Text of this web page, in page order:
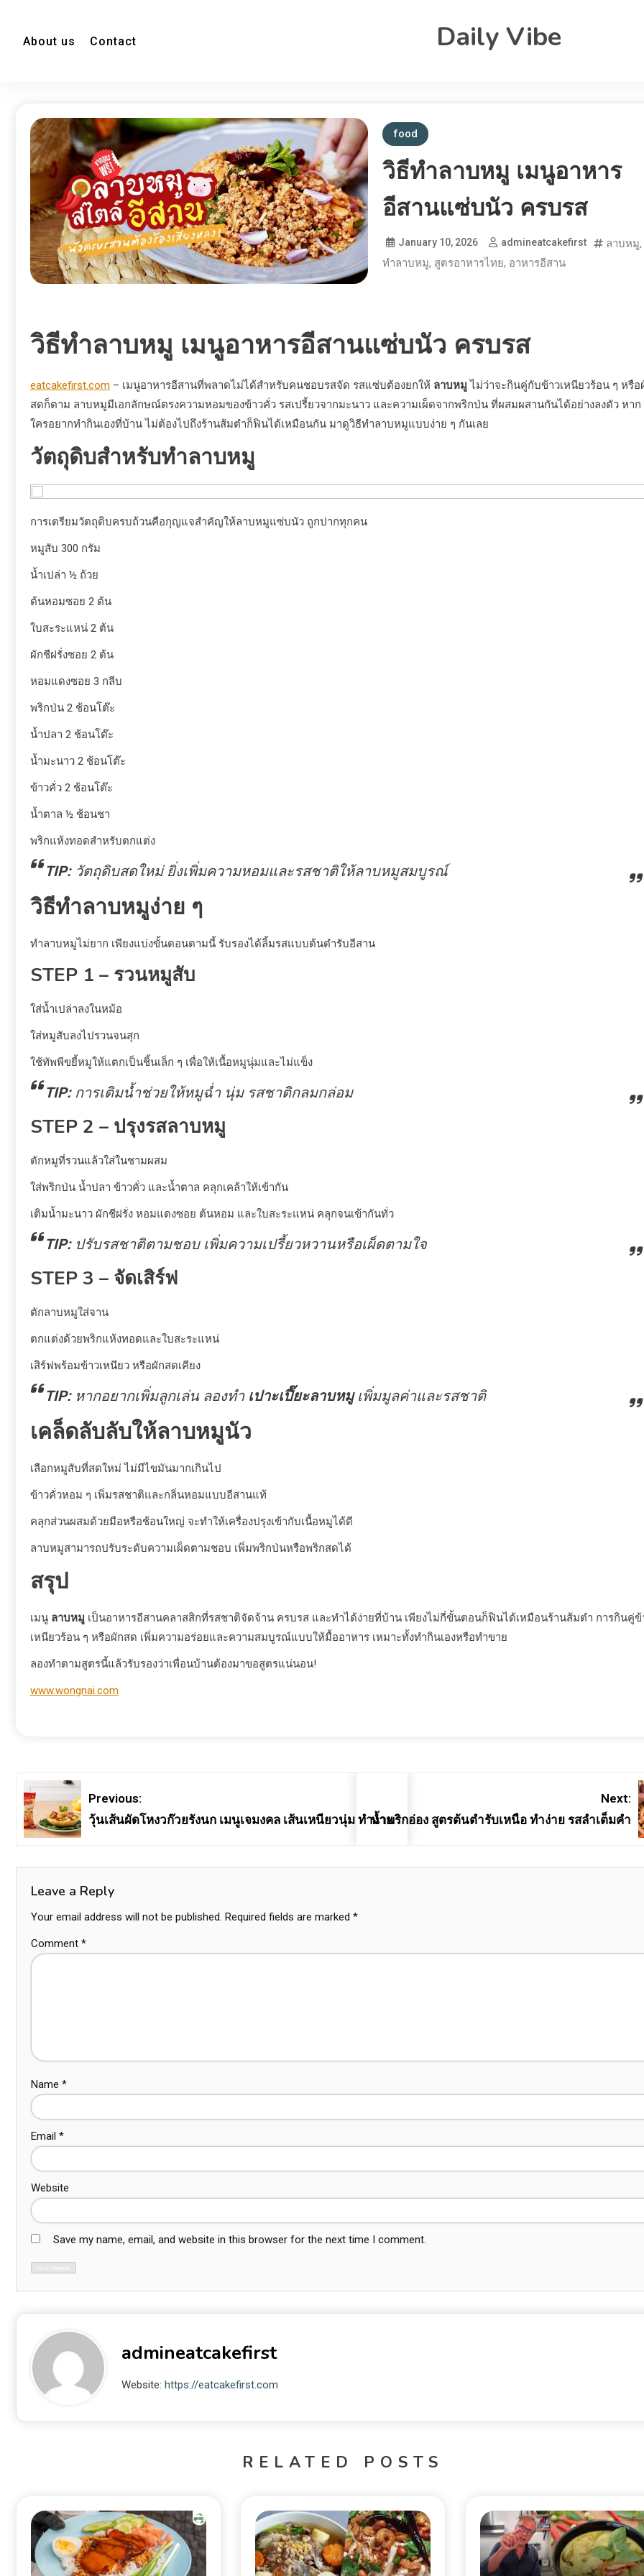
About us Contact Daily Vibe
food
วิธีทำลาบหมู เมนูอาหาร
อีสานแซ่บนัว ครบรส
January 10, 2026 admineatcakefirst ลาบหมู,
ทำลาบหมู, สูตรอาหารไทย, อาหารอีสาน
วิธีทำลาบหมู เมนูอาหารอีสานแซ่บนัว ครบรส
eatcakefirst.com – เมนูอาหารอีสานที่พลาดไม่ได้สำหรับคนชอบรสจัด รสแซ่บต้องยกให้ ลาบหมู ไม่ว่าจะกินคู่กับข้าวเหนียวร้อน ๆ หรือ
สดก็ตาม ลาบหมูมีเอกลักษณ์ตรงความหอมของข้าวคั่ว รสเปรี้ยวจากมะนาว และความเผ็ดจากพริกป่น ที่ผสมผสานกันได้อย่างลงตัว หาก
ใครอยากทำกินเองที่บ้าน ไม่ต้องไปถึงร้านส้มตำก็ฟินได้เหมือนกัน มาดูวิธีทำลาบหมูแบบง่าย ๆ กันเลย
วัตถุดิบสำหรับทำลาบหมู
การเตรียมวัตถุดิบครบถ้วนคือกุญแจสำคัญให้ลาบหมูแซ่บนัว ถูกปากทุกคน
หมูสับ 300 กรัม
น้ำเปล่า ½ ถ้วย
ต้นหอมซอย 2 ต้น
ใบสะระแหน่ 2 ต้น
ผักชีฝรั่งซอย 2 ต้น
หอมแดงซอย 3 กลีบ
พริกป่น 2 ช้อนโต๊ะ
น้ำปลา 2 ช้อนโต๊ะ
น้ำมะนาว 2 ช้อนโต๊ะ
ข้าวคั่ว 2 ช้อนโต๊ะ
น้ำตาล ½ ช้อนชา
พริกแห้งทอดสำหรับตกแต่ง
TIP:วัตถุดิบสดใหม่ ยิ่งเพิ่มความหอมและรสชาติให้ลาบหมูสมบูรณ์
วิธีทำลาบหมูง่าย ๆ
ทำลาบหมูไม่ยาก เพียงแบ่งขั้นตอนตามนี้ รับรองได้ลิ้มรสแบบต้นตำรับอีสาน
STEP 1 – รวนหมูสับ
ใส่น้ำเปล่าลงในหม้อ
ใส่หมูสับลงไปรวนจนสุก
ใช้ทัพพีขยี้หมูให้แตกเป็นชิ้นเล็ก ๆ เพื่อให้เนื้อหมูนุ่มและไม่แข็ง
TIP:การเติมน้ำช่วยให้หมูฉ่ำ นุ่ม รสชาติกลมกล่อม
STEP 2 – ปรุงรสลาบหมู
ตักหมูที่รวนแล้วใส่ในชามผสม
ใส่พริกป่น น้ำปลา ข้าวคั่ว และน้ำตาล คลุกเคล้าให้เข้ากัน
เติมน้ำมะนาว ผักชีฝรั่ง หอมแดงซอย ต้นหอม และใบสะระแหน่ คลุกจนเข้ากันทั่ว
TIP:ปรับรสชาติตามชอบ เพิ่มความเปรี้ยวหวานหรือเผ็ดตามใจ
STEP 3 – จัดเสิร์ฟ
ตักลาบหมูใส่จาน
ตกแต่งด้วยพริกแห้งทอดและใบสะระแหน่
เสิร์ฟพร้อมข้าวเหนียว หรือผักสดเคียง
TIP:หากอยากเพิ่มลูกเล่น ลองทำ เปาะเปี๊ยะลาบหมูเพิ่มมูลค่าและรสชาติ
เคล็ดลับลับให้ลาบหมูนัว
เลือกหมูสับที่สดใหม่ ไม่มีไขมันมากเกินไป
ข้าวคั่วหอม ๆ เพิ่มรสชาติและกลิ่นหอมแบบอีสานแท้
คลุกส่วนผสมด้วยมือหรือช้อนใหญ่ จะทำให้เครื่องปรุงเข้ากับเนื้อหมูได้ดี
ลาบหมูสามารถปรับระดับความเผ็ดตามชอบ เพิ่มพริกป่นหรือพริกสดได้
สรุป
เมนู ลาบหมู เป็นอาหารอีสานคลาสสิกที่รสชาติจัดจ้าน ครบรส และทำได้ง่ายที่บ้าน เพียงไม่กี่ขั้นตอนก็ฟินได้เหมือนร้านส้มตำ การกินคู่ข้
เหนียวร้อน ๆ หรือผักสด เพิ่มความอร่อยและความสมบูรณ์แบบให้มื้ออาหาร เหมาะทั้งทำกินเองหรือทำขาย
ลองทำตามสูตรนี้แล้วรับรองว่าเพื่อนบ้านต้องมาขอสูตรแน่นอน!
www.wongnai.com
Previous:
วุ้นเส้นผัดโหงวก๊วยรังนก เมนูเจมงคล เส้นเหนียวนุ่ม ทำง่าย
Next:
น้ำพริกอ่อง สูตรต้นตำรับเหนือ ทำง่าย รสลำเต็มคำ
Leave a Reply
Your email address will not be published. Required fields are marked *
Comment *
Name *
Email *
Website
Save my name, email, and website in this browser for the next time I comment.
admineatcakefirst
Website: https://eatcakefirst.com
RELATED POSTS